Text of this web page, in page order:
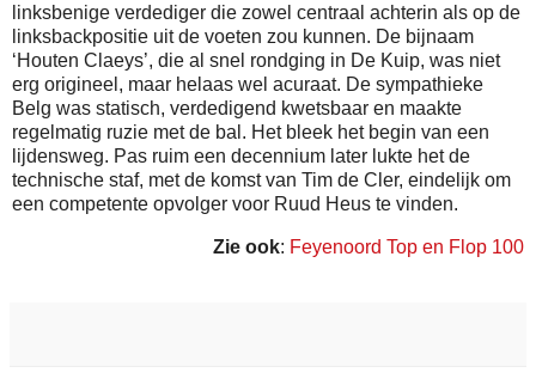
linksbenige verdediger die zowel centraal achterin als op de
linksbackpositie uit de voeten zou kunnen. De bijnaam
‘Houten Claeys’, die al snel rondging in De Kuip, was niet
erg origineel, maar helaas wel acuraat. De sympathieke
Belg was statisch, verdedigend kwetsbaar en maakte
regelmatig ruzie met de bal. Het bleek het begin van een
lijdensweg. Pas ruim een decennium later lukte het de
technische staf, met de komst van Tim de Cler, eindelijk om
een competente opvolger voor Ruud Heus te vinden.
Zie ook: Feyenoord Top en Flop 100